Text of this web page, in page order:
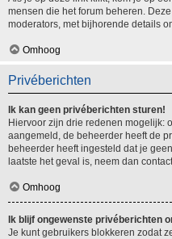
mensen die het forum beheren.
moderators, met bijhorende details
Omhoog
Privéberichten
Ik kan geen privéberichten sturen!
Hiervoor zijn drie redenen mogelijk:
aangemeld, de beheerder heeft de
beheerder heeft ingesteld dat je
laatste het geval is, neem dan
Omhoog
Ik blijf ongewenste privéberichten
Je kunt gebruikers blokkeren zodat